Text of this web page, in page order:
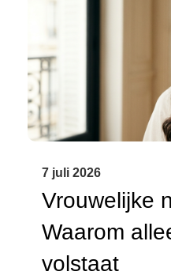
7 juli 2026
Vrouwelijke
Waarom
volstaat